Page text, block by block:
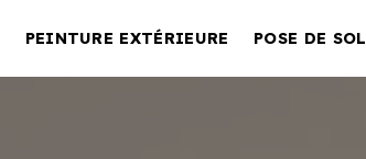
PEINTURE EXTÉRIEURE POSE DE SOL